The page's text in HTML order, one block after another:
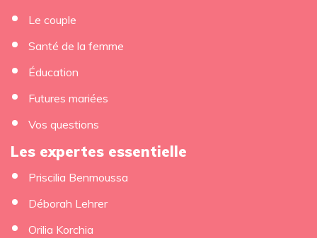
Le couple
Santé de la femme
Éducation
Futures mariées
Vos questions
Les expertes essentielle
Priscilia Benmoussa
Déborah Lehrer
Orilia Korchia